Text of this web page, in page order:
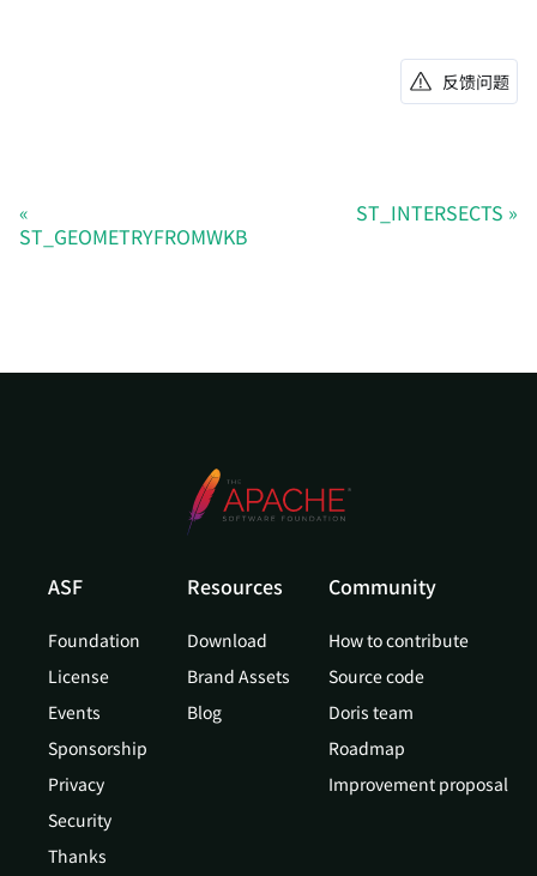
反馈问题
ST_GEOMETRYFROMWKB
ST_INTERSECTS
ASF
Foundation
License
Events
Sponsorship
Privacy
Security
Thanks
Resources
Download
Brand Assets
Blog
Community
How to contribute
Source code
Doris team
Roadmap
Improvement proposal